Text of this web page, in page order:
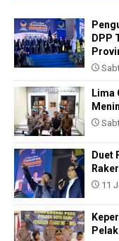
DPP
Lima
Duet
11